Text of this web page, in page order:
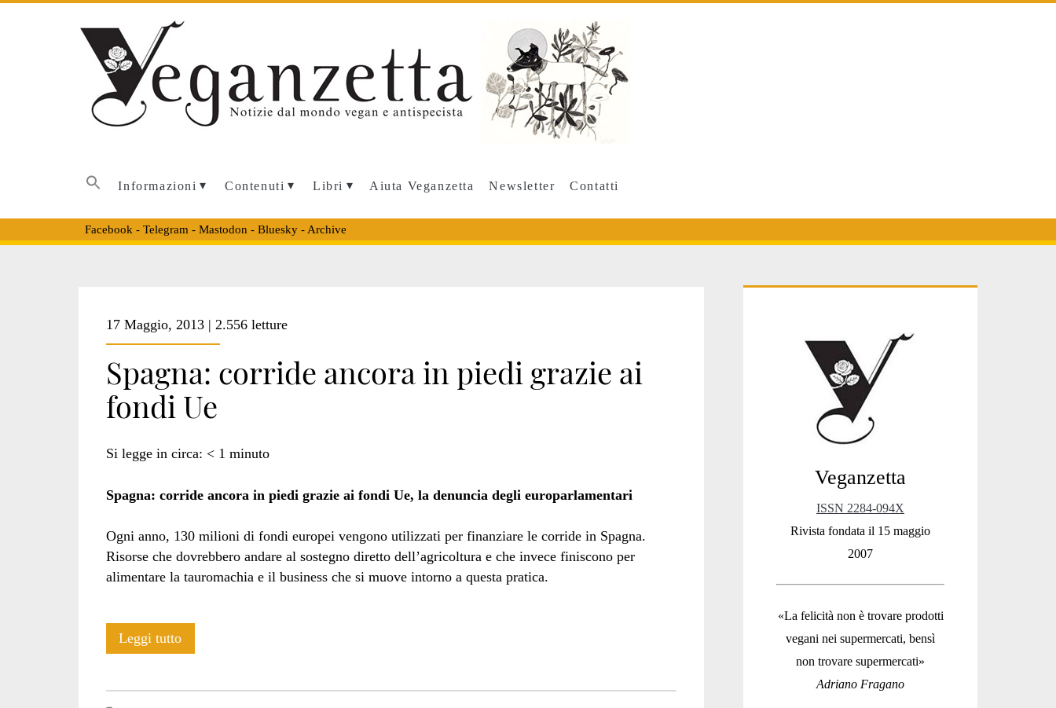
Informazioni Contenuti Libri Aiuta Veganzetta Newsletter Contatti
Facebook - Telegram - Mastodon - Bluesky- Archive
<span>huffingtonpost</span>
17 Maggio, 2013 | 2.556 letture
Spagna: corride ancora in piedi grazie ai
fondi Ue
Si legge in circa: < 1 minuto
Spagna: corride ancora in piedi grazie ai fondi Ue, la denuncia degli europarlamentari
Ogni anno, 130 milioni di fondi europei vengono utilizzati per finanziare le corride in Spagna.
Risorse che dovrebbero andare al sostegno diretto dell’agricoltura e che invece finiscono per
alimentare la tauromachia e il business che si muove intorno a questa pratica.
Leggi tuttoSpagna:
Sidebar
Veganzetta
ISSN 2284-094X
Rivista fondata il 15 maggio
2007
«La felicità non è trovare prodotti
vegani nei supermercati, bensì
non trovare supermercati»
Adriano Fragano